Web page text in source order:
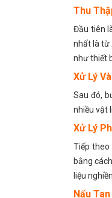
Thu
Đầu tiên
nhất là từ
như thiết
Xử Lý
Sau đó,
nhiều vật
Xử Lý
Tiếp theo
bằng
liệu
Nấu